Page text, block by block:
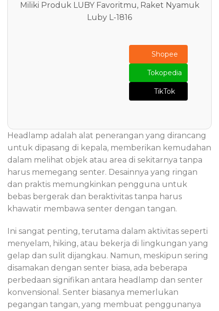
Miliki Produk LUBY Favoritmu, Raket Nyamuk
Luby L-1816
Shopee
Tokopedia
TikTok
Headlamp adalah alat penerangan yang dirancang
untuk dipasang di kepala, memberikan kemudahan
dalam melihat objek atau area di sekitarnya tanpa
harus memegang senter. Desainnya yang ringan
dan praktis memungkinkan pengguna untuk
bebas bergerak dan beraktivitas tanpa harus
khawatir membawa senter dengan tangan.
Ini sangat penting, terutama dalam aktivitas seperti
menyelam, hiking, atau bekerja di lingkungan yang
gelap dan sulit dijangkau. Namun, meskipun sering
disamakan dengan senter biasa, ada beberapa
perbedaan signifikan antara headlamp dan senter
konvensional. Senter biasanya memerlukan
pegangan tangan, yang membuat penggunanya